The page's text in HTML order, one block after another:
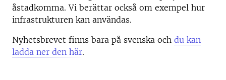
åstadkomma. Vi berättar också om exempel hur
infrastrukturen kan användas.
Nyhetsbrevet finns bara på svenska och du kan
ladda ner den här.